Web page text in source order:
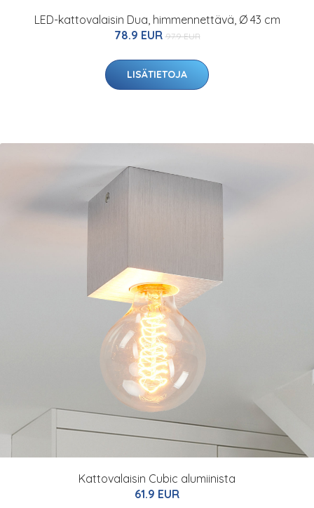
LED-kattovalaisin Dua, himmennettävä, Ø 43 cm
78.9 EUR 97.9 EUR
LISÄTIETOJA
Kattovalaisin Cubic alumiinista
61.9 EUR